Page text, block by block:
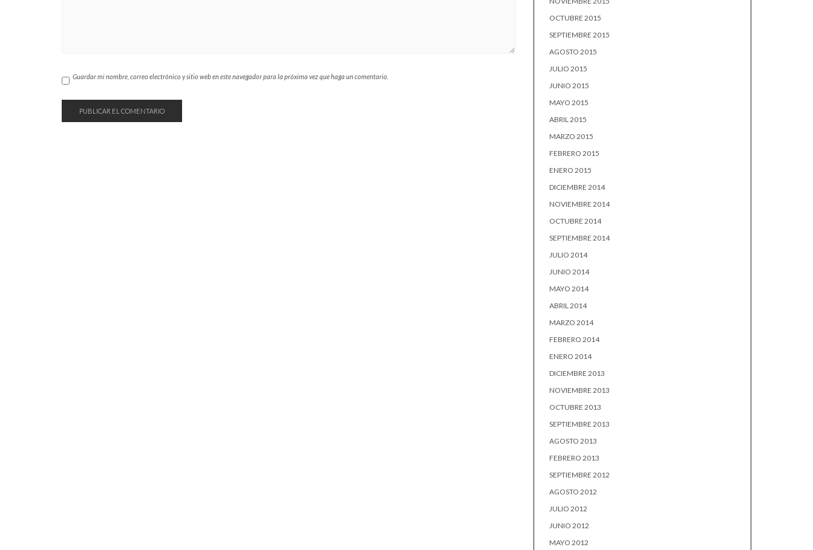
Guardar mi nombre, correo electrónico y sitio web en este navegador para la próxima vez que haga un comentario.
OCTUBRE 2015
SEPTIEMBRE 2015
AGOSTO 2015
JULIO 2015
JUNIO 2015
MAYO 2015
ABRIL 2015
MARZO 2015
FEBRERO 2015
ENERO 2015
DICIEMBRE 2014
NOVIEMBRE 2014
OCTUBRE 2014
SEPTIEMBRE 2014
JULIO 2014
JUNIO 2014
MAYO 2014
ABRIL 2014
MARZO 2014
FEBRERO 2014
ENERO 2014
DICIEMBRE 2013
NOVIEMBRE 2013
OCTUBRE 2013
SEPTIEMBRE 2013
AGOSTO 2013
FEBRERO 2013
SEPTIEMBRE 2012
AGOSTO 2012
JULIO 2012
JUNIO 2012
MAYO 2012